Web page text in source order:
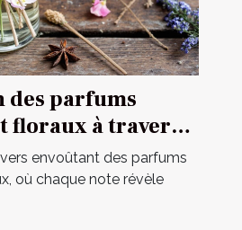
parfums
floraux à travers
iconique
envoûtant des parfums
où chaque note révèle